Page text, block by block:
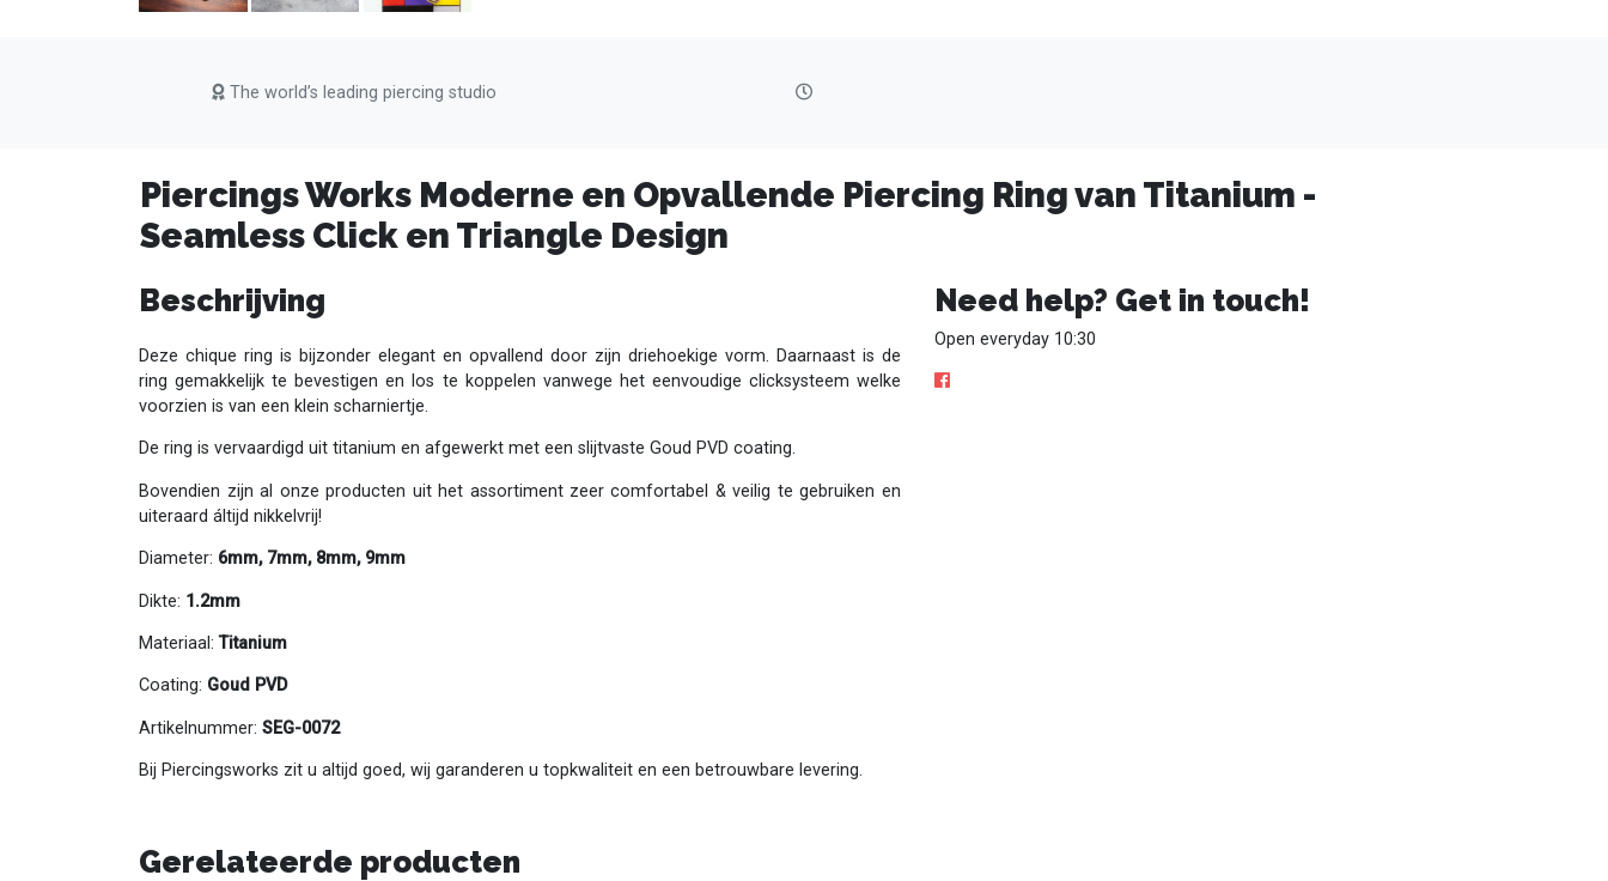
The world’s leading piercing studio
Piercings Works Moderne en Opvallende Piercing Ring van Titanium -
Seamless Click en Triangle Design
Beschrijving
Deze chique ring is bijzonder elegant en opvallend door zijn driehoekige vorm. Daarnaast is de
ring gemakkelijk te bevestigen en los te koppelen vanwege het eenvoudige clicksysteem welke
voorzien is van een klein scharniertje.
De ring is vervaardigd uit titanium en afgewerkt met een slijtvaste Goud PVD coating.
Bovendien zijn al onze producten uit het assortiment zeer comfortabel & veilig te gebruiken en
uiteraard áltijd nikkelvrij!
Diameter: 6mm, 7mm, 8mm, 9mm
Dikte: 1.2mm
Materiaal:Titanium
Coating: Goud PVD
Artikelnummer:SEG-0072
Bij Piercingsworks zit u altijd goed, wij garanderen u topkwaliteit en een betrouwbare levering.
Need help? Get in touch!
Open everyday 10:30
Gerelateerde producten